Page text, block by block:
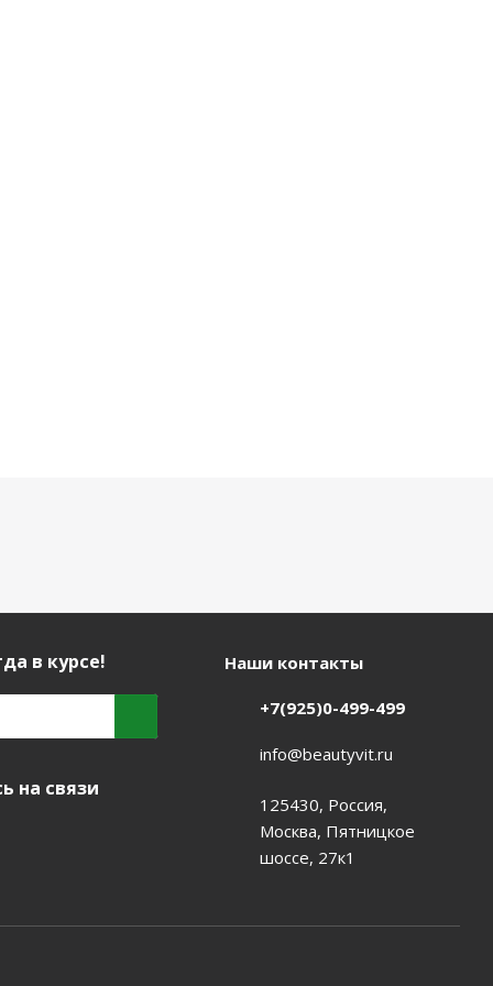
в курсе!
на связи
Наши контакты
+7(925)0-499-499
info@beautyvit.ru
125430, Россия,
Москва, Пятницкое
шоссе, 27к1